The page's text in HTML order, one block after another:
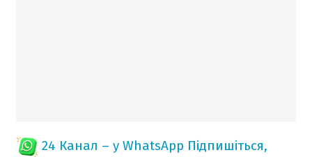
24 Канал – у WhatsApp Підпишіться,